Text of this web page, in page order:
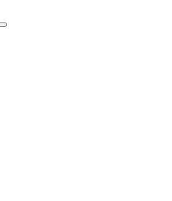
Search